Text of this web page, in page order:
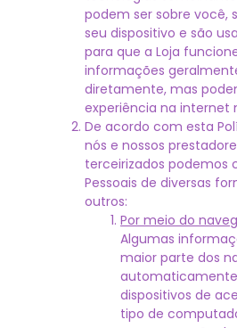
podem ser sobre você,
seu dispositivo e são
para que a Loja
informações
diretamente, mas
experiência na internet
De acordo com esta
nós e nossos
terceirizados podemos
Pessoais de diversas
outros:
Por meio do
Algumas
maior parte dos
dispositivos de
tipo de